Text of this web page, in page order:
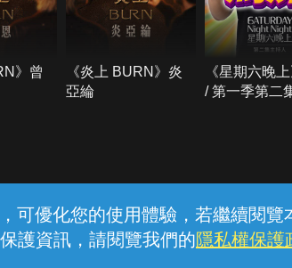
可優化您的使用體驗，若繼續閱
護資訊，請閱覽我們的隱私權保護
》曾
《炎上 BURN》炎
亞綸
《星期六晚
/ 第一季第二
線上客服 服務條款 隱
中華電信股份有限公司個人家庭分公司 (統一編號